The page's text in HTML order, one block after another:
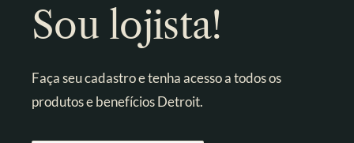
CONTATO
Sou lojista!
Faça seu cadastro e tenha acesso a todos os
produtos e benefícios Detroit.